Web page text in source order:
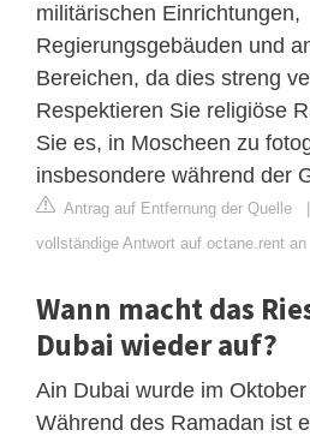
militärischen Einrichtungen,
Regierungsgebäuden und
Bereichen, da dies streng
Respektieren Sie religiöse
Sie es, in Moscheen zu
insbesondere während der
Antrag auf Entfernung der Quelle
vollständige Antwort auf octane.rent an
Wann macht das
Dubai wieder auf?
Ain Dubai wurde im
Während des Ramadan ist